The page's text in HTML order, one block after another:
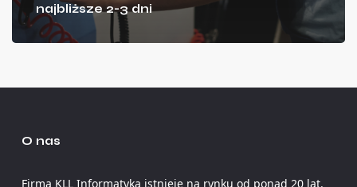
najbliższe 2-3 dni
O nas
Firma KLL Informatyka istnieje na rynku od ponad 20 lat.